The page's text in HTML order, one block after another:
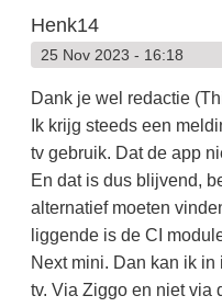
Henk14
25 Nov 2023 - 16:18
Dank je wel redactie
Ik krijg steeds een
tv gebruik. Dat de app
En dat is dus blijvend,
alternatief moeten
liggende is de CI
Next mini. Dan kan ik
tv. Via Ziggo en niet via